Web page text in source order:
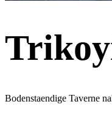
Bodenstaendige Taverne